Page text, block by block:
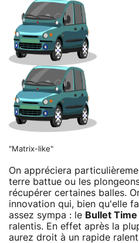
"Matrix-like"
On appréciera
terre battue ou les
récupérer certaines balles.
innovation qui, bien qu'elle
assez sympa : le Bullet Time
ralentis. En effet après la
aurez droit à un rapide